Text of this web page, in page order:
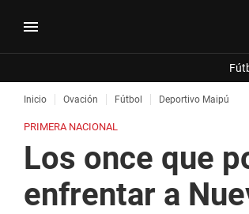
Inicio Ovación Fútbol Deportivo Maipú
PRIMERA NACIONAL
Los once que
enfrentar a